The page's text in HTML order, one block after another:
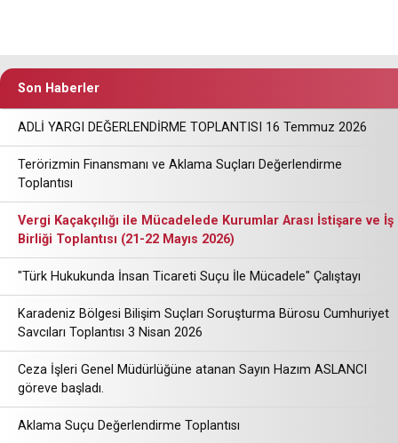
Son Haberler
ADLİ YARGI DEĞERLENDİRME TOPLANTISI 16 Temmuz 2026
Terörizmin Finansmanı ve Aklama Suçları Değerlendirme
Toplantısı
Vergi Kaçakçılığı ile Mücadelede Kurumlar Arası İstişare ve İş
Birliği Toplantısı (21-22 Mayıs 2026)
"Türk Hukukunda İnsan Ticareti Suçu İle Mücadele" Çalıştayı
Karadeniz Bölgesi Bilişim Suçları Soruşturma Bürosu Cumhuriyet
Savcıları Toplantısı 3 Nisan 2026
Ceza İşleri Genel Müdürlüğüne atanan Sayın Hazım ASLANCI
göreve başladı.
Aklama Suçu Değerlendirme Toplantısı